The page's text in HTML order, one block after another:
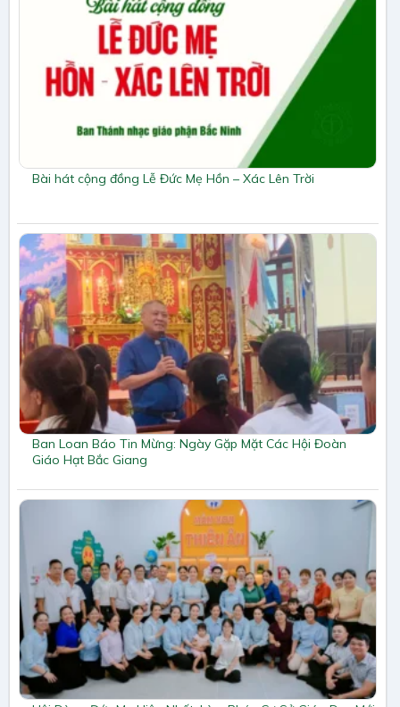
Bài hát cộng đồng Lễ Đức Mẹ Hồn – Xác Lên Trời
Ban Loan Báo Tin Mừng: Ngày Gặp Mặt Các Hội Đoàn
Giáo Hạt Bắc Giang